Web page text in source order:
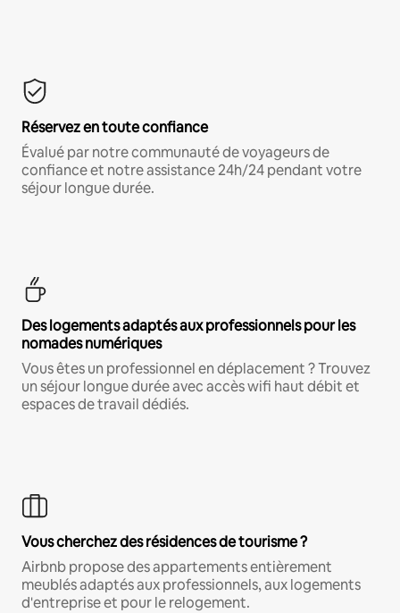
Réservez en toute confiance
Évalué par notre communauté de voyageurs de
confiance et notre assistance 24h/24 pendant votre
séjour longue durée.
Des logements adaptés aux professionnels pour les
nomades numériques
Vous êtes un professionnel en déplacement ? Trouvez
un séjour longue durée avec accès wifi haut débit et
espaces de travail dédiés.
Vous cherchez des résidences de tourisme ?
Airbnb propose des appartements entièrement
meublés adaptés aux professionnels, aux logements
d'entreprise et pour le relogement.